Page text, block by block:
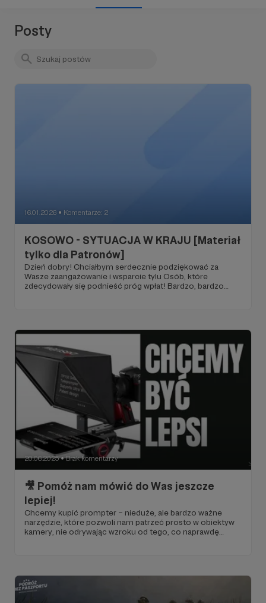
Posty
16.01.2026 ● Komentarze: 2
KOSOWO - SYTUACJA W KRAJU [Materiał
tylko dla Patronów]
Dzień dobry! Chciałbym serdecznie podziękować za
Wasze zaangażowanie i wsparcie tylu Osób, które
zdecydowały się podnieść próg wpłat! Bardzo, bardzo
20.06.2025 ● Brak komentarzy
🎥 Pomóż nam mówić do Was jeszcze
lepiej!
Chcemy kupić prompter – nieduże, ale bardzo ważne
narzędzie, które pozwoli nam patrzeć prosto w obiektyw
kamery, nie odrywając wzroku od tego, co naprawdę